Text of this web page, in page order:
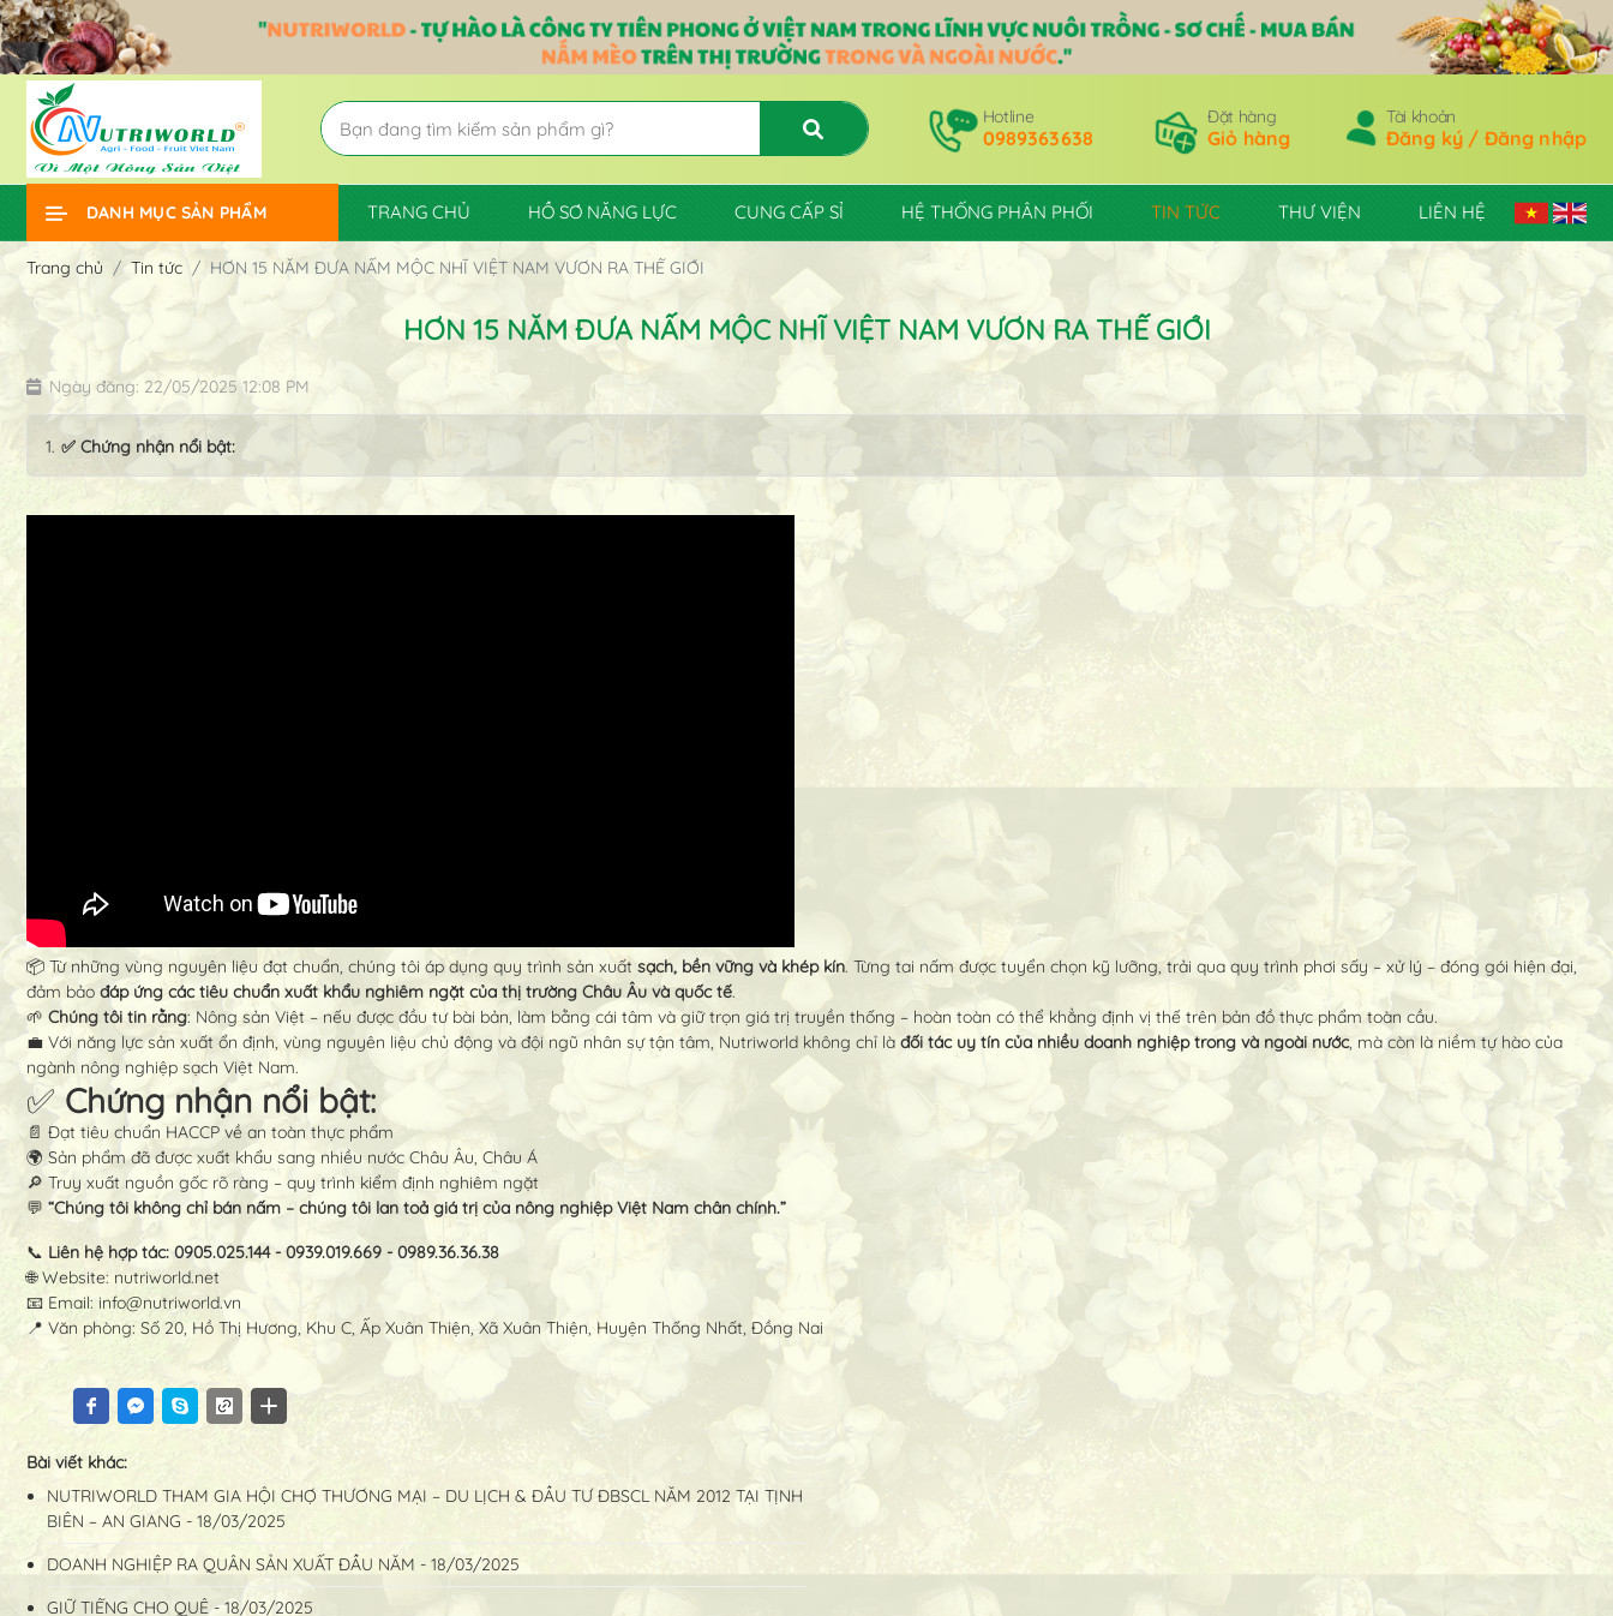
Hotline
0989363638
Đặt hàng
Giỏ hàng
Tài khoản
Đăng ký / Đăng nhập
DANH MỤC SẢN PHẨM TRANG CHỦ HỒ SƠ NĂNG LỰC CUNG CẤP SỈ HỆ THỐNG PHÂN PHỐI TIN TỨC THƯ VIỆN LIÊN HỆ
Trang chủ Tin tức HƠN 15 NĂM ĐƯA NẤM MỘC NHĨ VIỆT NAM VƯƠN RA THẾ GIỚI
HƠN 15 NĂM ĐƯA NẤM MỘC NHĨ VIỆT NAM VƯƠN RA THẾ GIỚI
Ngày đăng: 22/05/2025 12:08 PM
✅ Chứng nhận nổi bật:
📦 Từ những vùng nguyên liệu đạt chuẩn, chúng tôi áp dụng quy trình sản xuất sạch, bền vững và khép kín. Từng tai nấm được tuyển chọn kỹ lưỡng, trải qua quy trình phơi sấy – xử lý – đóng gói hiện đại,
đảm bảo đáp ứng các tiêu chuẩn xuất khẩu nghiêm ngặt của thị trường Châu Âu và quốc tế.
🌱 Chúng tôi tin rằng: Nông sản Việt – nếu được đầu tư bài bản, làm bằng cái tâm và giữ trọn giá trị truyền thống – hoàn toàn có thể khẳng định vị thế trên bản đồ thực phẩm toàn cầu.
💼 Với năng lực sản xuất ổn định, vùng nguyên liệu chủ động và đội ngũ nhân sự tận tâm, Nutriworld không chỉ là đối tác uy tín của nhiều doanh nghiệp trong và ngoài nước, mà còn là niềm tự hào của
ngành nông nghiệp sạch Việt Nam.
✅ Chứng nhận nổi bật:
📄 Đạt tiêu chuẩn HACCP về an toàn thực phẩm
🌍 Sản phẩm đã được xuất khẩu sang nhiều nước Châu Âu, Châu Á
🔎 Truy xuất nguồn gốc rõ ràng – quy trình kiểm định nghiêm ngặt
💬 “Chúng tôi không chỉ bán nấm – chúng tôi lan toả giá trị của nông nghiệp Việt Nam chân chính.”
📞 Liên hệ hợp tác: 0905.025.144 - 0939.019.669 - 0989.36.36.38
🌐 Website: nutriworld.net
📧 Email: info@nutriworld.vn
📍 Văn phòng: Số 20, Hồ Thị Hương, Khu C, Ấp Xuân Thiện, Xã Xuân Thiện, Huyện Thống Nhất, Đồng Nai
Bài viết khác:
NUTRIWORLD THAM GIA HỘI CHỢ THƯƠNG MẠI – DU LỊCH & ĐẦU TƯ ĐBSCL NĂM 2012 TẠI TỊNH
BIÊN – AN GIANG - 18/03/2025
DOANH NGHIỆP RA QUÂN SẢN XUẤT ĐẦU NĂM - 18/03/2025
GIỮ TIẾNG CHO QUÊ - 18/03/2025